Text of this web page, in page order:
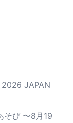
2026 JAPAN
そび 〜8月19